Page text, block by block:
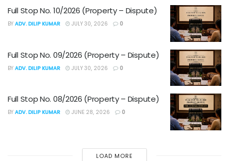
Full Stop No. 10/2026 (Property – Dispute)
BY ADV. DILIP KUMAR JULY 30, 2026 0
Full Stop No. 09/2026 (Property – Dispute)
BY ADV. DILIP KUMAR JULY 30, 2026 0
Full Stop No. 08/2026 (Property – Dispute)
BY ADV. DILIP KUMAR JUNE 28, 2026 0
LOAD MORE